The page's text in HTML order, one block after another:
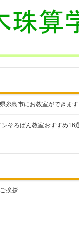
糸島市にお教室ができます
そろばん教室おすすめ16
挨拶